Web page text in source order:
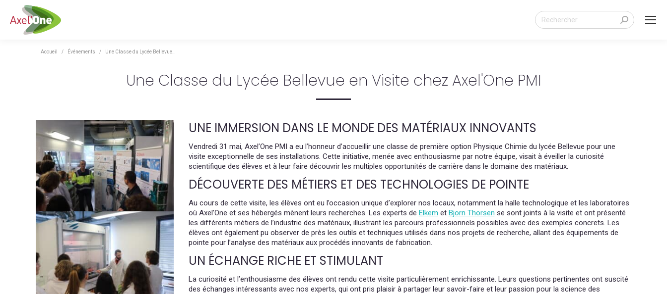
Search:
Vous êtes ici :
Accueil Événements Une Classe du Lycée Bellevue…
Une Classe du Lycée Bellevue en Visite chez Axel'One PMI
UNE IMMERSION DANS LE MONDE DES MATÉRIAUX INNOVANTS
Vendredi 31 mai, Axel’One PMI a eu l’honneur d’accueillir une classe de première option Physique Chimie du lycée Bellevue pour une
visite exceptionnelle de ses installations. Cette initiative, menée avec enthousiasme par notre équipe, visait à éveiller la curiosité
scientifique des élèves et à leur faire découvrir les multiples opportunités de carrière dans le domaine des matériaux.
DÉCOUVERTE DES MÉTIERS ET DES TECHNOLOGIES DE POINTE
Au cours de cette visite, les élèves ont eu l’occasion unique d’explorer nos locaux, notamment la halle technologique et les laboratoires
où Axel’One et ses hébergés mènent leurs recherches. Les experts de Elkem et Bjorn Thorsen se sont joints à la visite et ont présenté
les différents métiers de l’industrie des matériaux, illustrant les parcours professionnels possibles avec des exemples concrets. Les
élèves ont également pu observer de près les outils et techniques utilisés dans nos projets de recherche, allant des équipements de
pointe pour l’analyse des matériaux aux procédés innovants de fabrication.
UN ÉCHANGE RICHE ET STIMULANT
La curiosité et l’enthousiasme des élèves ont rendu cette visite particulièrement enrichissante. Leurs questions pertinentes ont suscité
des échanges intéressants avec nos experts, qui ont pris plaisir à partager leur savoir-faire et leur passion pour la science des